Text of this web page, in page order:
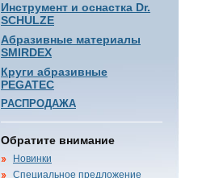
Инструмент и оснастка Dr.
SCHULZE
Абразивные материалы
SMIRDEX
Круги абразивные
PEGATEC
РАСПРОДАЖА
Обратите внимание
Новинки
Специальное предложение